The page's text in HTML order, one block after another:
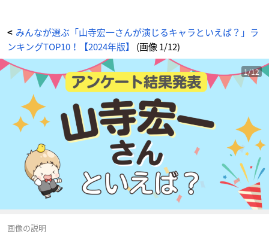
< みんなが選ぶ「山寺宏一さんが演じるキャラといえば？」ラ
ンキングTOP10！【2024年版】 (画像 1/12)
1/12
画像の説明